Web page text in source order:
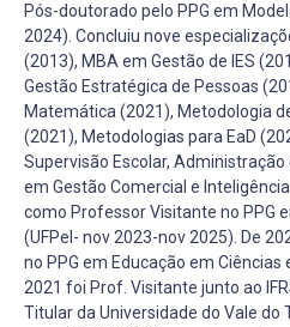
Pós-doutorado pelo PPG em
2024). Concluiu nove
(2013), MBA em Gestão de IES
Gestão Estratégica de Pessoas
Matemática (2021), Metodologia
(2021), Metodologias para EaD
Supervisão Escolar,
em Gestão Comercial e
como Professor Visitante no PPG
(UFPel- nov 2023-nov 2025). De
no PPG em Educação em Ciências
2021 foi Prof. Visitante junto ao
Titular da Universidade do Vale do